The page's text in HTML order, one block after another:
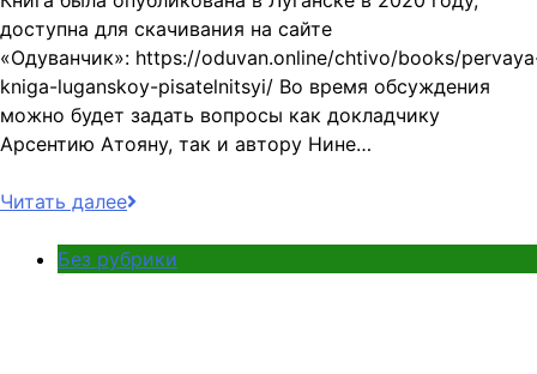
доступна для скачивания на сайте
«Одуванчик»: https://oduvan.online/chtivo/books/
kniga-luganskoy-pisatelnitsyi/ Во время обсуждения
можно будет задать вопросы как докладчику
Арсентию Атояну, так и автору Нине…
Читать далее
Без рубрики